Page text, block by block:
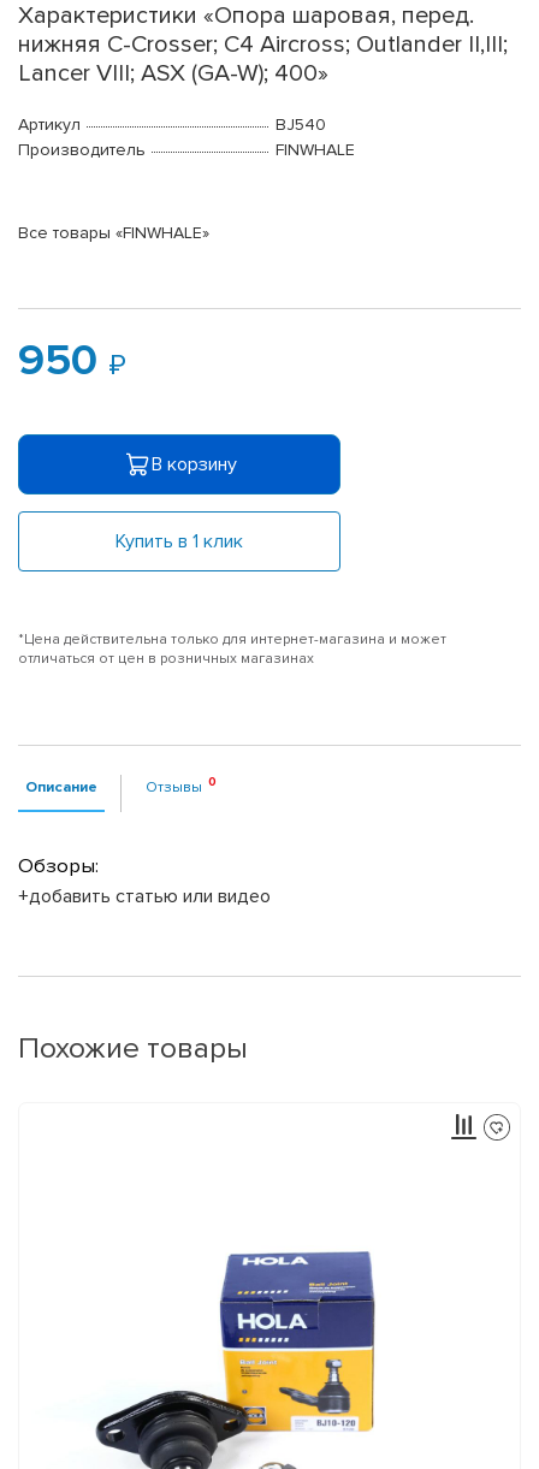
Характеристики «Опора шаровая, перед.
нижняя C-Crosser; C4 Aircross; Outlander II,III;
Lancer VIII; ASX (GA-W); 400»
Артикул
BJ540
Производитель
FINWHALE
Все товары «FINWHALE»
950
В корзину
Купить в 1 клик
*Цена действительна только для интернет-магазина и может
отличаться от цен в розничных магазинах
Описание Отзывы
Обзоры:
+добавить статью или видео
Похожие товары